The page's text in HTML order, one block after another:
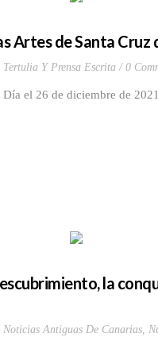
Artes de Santa Cruz
Tertulia Y Prensa Escrita 0
el 26 de diciembre de
la
Noticias Antiguas De Canarias,